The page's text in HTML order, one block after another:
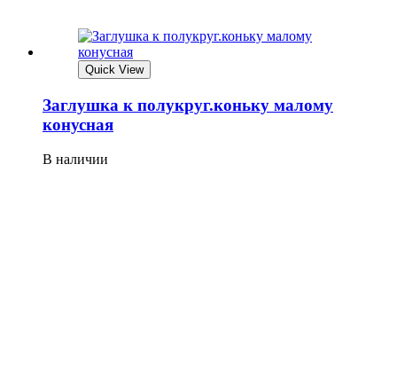
Quick View
Заглушка к полукруг.коньку малому
конусная
В наличии